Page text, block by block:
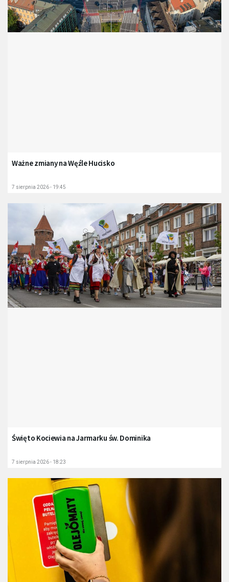
Ważne zmiany na Węźle Hucisko
7 sierpnia 2026 - 19:45
Święto Kociewia na Jarmarku św. Dominika
7 sierpnia 2026 - 18:23